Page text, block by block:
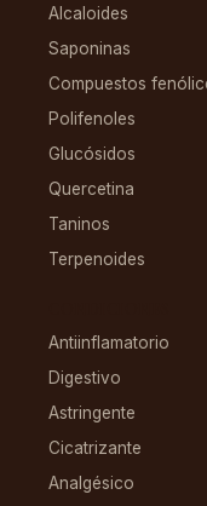
Alcaloides
Saponinas
Compuestos
Polifenoles
Glucósidos
Quercetina
Taninos
Terpenoides
Antiinflamatorio
Digestivo
Astringente
Cicatrizante
Analgésico